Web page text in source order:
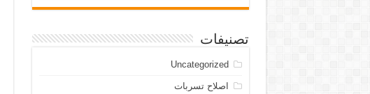
تصنيفات
Uncategorized
اصلاح تسربات